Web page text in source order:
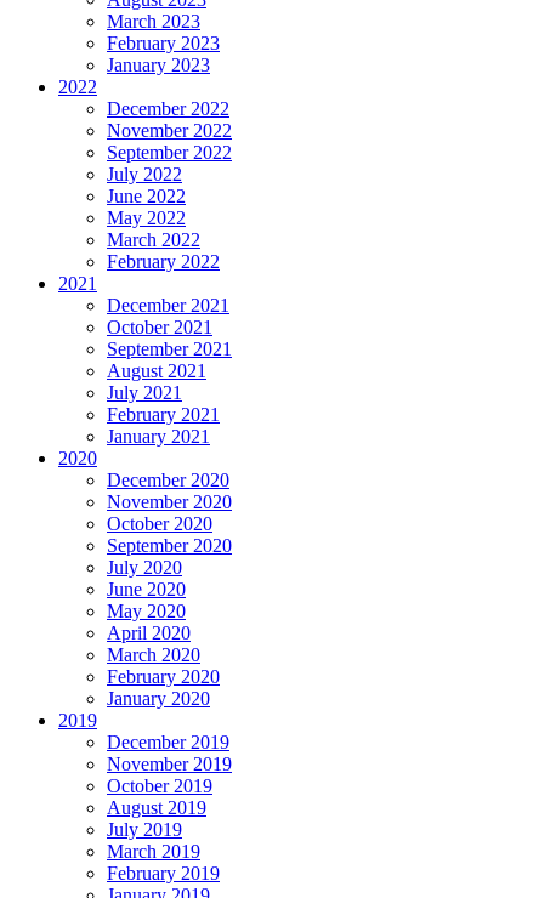
March 2023
February 2023
January 2023
2022
December 2022
November 2022
September 2022
July 2022
June 2022
May 2022
March 2022
February 2022
2021
December 2021
October 2021
September 2021
August 2021
July 2021
February 2021
January 2021
2020
December 2020
November 2020
October 2020
September 2020
July 2020
June 2020
May 2020
April 2020
March 2020
February 2020
January 2020
2019
December 2019
November 2019
October 2019
August 2019
July 2019
March 2019
February 2019